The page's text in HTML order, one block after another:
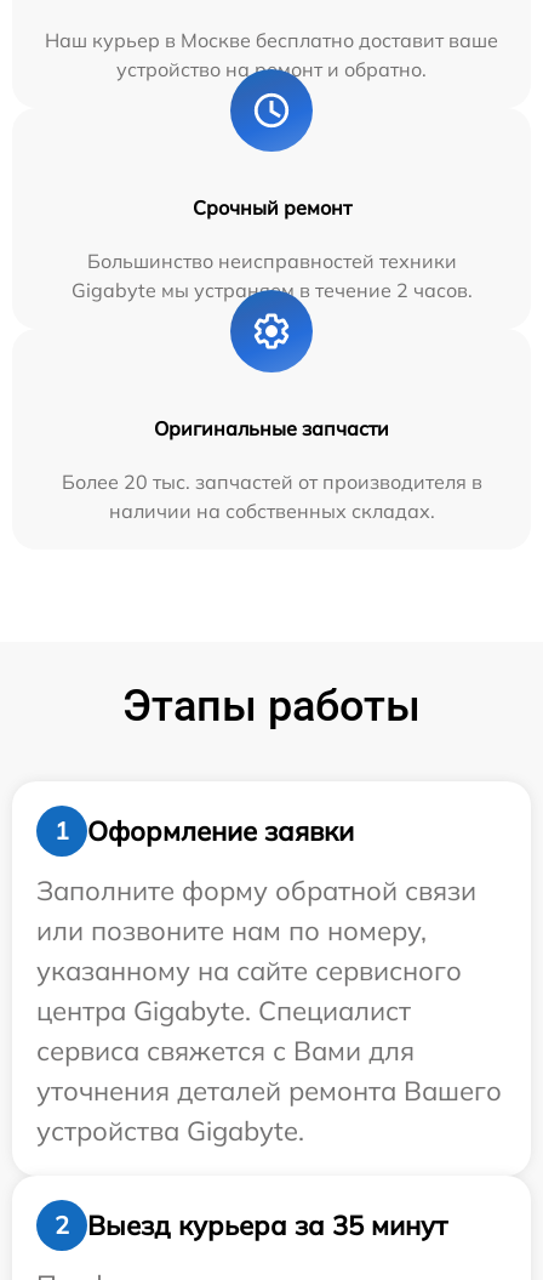
Наш курьер в Москве бесплатно доставит ваше
устройство на ремонт и обратно.
Срочный ремонт
Большинство неисправностей техники
Gigabyte мы устраняем в течение 2 часов.
Оригинальные запчасти
Более 20 тыс. запчастей от производителя в
наличии на собственных складах.
Этапы работы
1
Оформление заявки
Заполните форму обратной связи
или позвоните нам по номеру,
указанному на сайте сервисного
центра Gigabyte. Специалист
сервиса свяжется с Вами для
уточнения деталей ремонта Вашего
устройства Gigabyte.
2
Выезд курьера за 35 минут